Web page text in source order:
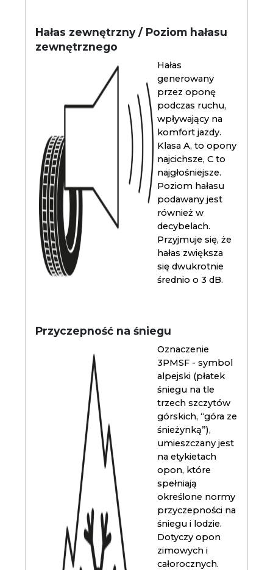
Hałas zewnętrzny / Poziom hałasu
zewnętrznego
Hałas
generowany
przez oponę
podczas ruchu,
wpływający na
komfort jazdy.
Klasa A, to opony
najcichsze, C to
najgłośniejsze.
Poziom hałasu
podawany jest
również w
decybelach.
Przyjmuje się, że
hałas zwiększa
się dwukrotnie
średnio o 3 dB.
Przyczepność na śniegu
Oznaczenie
3PMSF - symbol
alpejski (płatek
śniegu na tle
trzech szczytów
górskich, “góra ze
śnieżynką”),
umieszczany jest
na etykietach
opon, które
spełniają
określone normy
przyczepności na
śniegu i lodzie.
Dotyczy opon
zimowych i
całorocznych.